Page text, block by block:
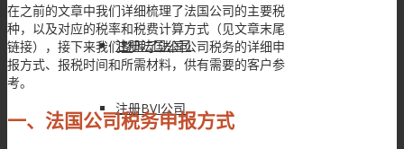
注册法国公司
注册BVI公司
在之前的文章中我们详细梳理了法国公司的主要税
种，以及对应的税率和税费计算方式（见文章末尾
链接），接下来我们整理了法国公司税务的详细申
报方式、报税时间和所需材料，供有需要的客户参
考。
一、 法国公司税务申报方式